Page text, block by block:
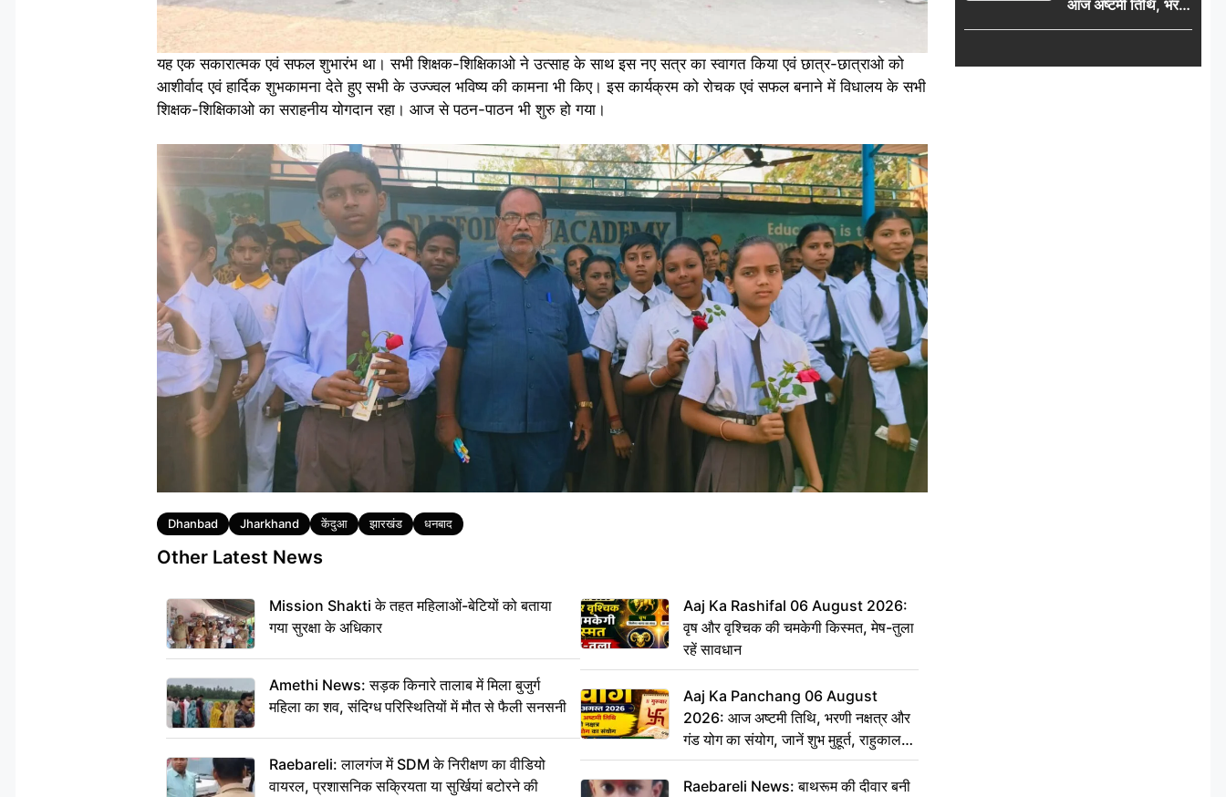
यह एक सकारात्मक एवं सफल शुभारंभ था। सभी शिक्षक-शिक्षिकाओ ने उत्साह के साथ इस नए सत्र का स्वागत किया एवं छात्र-छात्राओ को
आशीर्वाद एवं हार्दिक शुभकामना देते हुए सभी के उज्ज्वल भविष्य की कामना भी किए। इस कार्यक्रम को रोचक एवं सफल बनाने में विधालय के सभी
शिक्षक-शिक्षिकाओ का सराहनीय योगदान रहा। आज से पठन-पाठन भी शुरु हो गया।
Tags
Dhanbad Jharkhand केंदुआ झारखंड धनबाद
Other Latest News
Mission Shakti के तहत महिलाओं-बेटियों को बताया
गया सुरक्षा के अधिकार
Amethi News: सड़क किनारे तालाब में मिला बुजुर्ग
महिला का शव, संदिग्ध परिस्थितियों में मौत से फैली सनसनी
Raebareli: लालगंज में SDM के निरीक्षण का वीडियो
वायरल, प्रशासनिक सक्रियता या सुर्खियां बटोरने की
Aaj Ka Rashifal 06 August 2026:
वृष और वृश्चिक की चमकेगी किस्मत, मेष-तुला
रहें सावधान
Aaj Ka Panchang 06 August
2026: आज अष्टमी तिथि, भरणी नक्षत्र और
गंड योग का संयोग, जानें शुभ मुहूर्त, राहुकाल
और दिनभर का पंचांग
Raebareli News: बाथरूम की दीवार बनी
आज अष्टमी तिथि, भरणी
नक्षत्र और गंड योग का
राहुकाल और दिनभर का